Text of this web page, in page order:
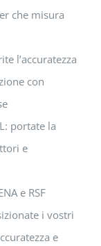
che misura
l’accuratezza
con
portate la
e
e RSF
i vostri
e